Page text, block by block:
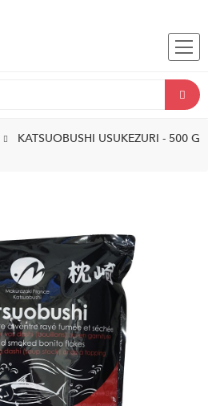
KATSUOBUSHI USUKEZURI - 500 G